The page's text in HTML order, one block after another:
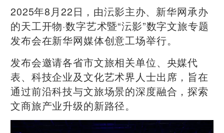
2025年8月22日，由沄影主办、新华网承办
的天工开物·数字艺术暨“沄影”数字文旅专题
发布会在新华网媒体创意工场举行。
发布会邀请各省市文旅相关单位、央媒代
表、科技企业及文化艺术界人士出席，旨在
通过前沿科技与文旅场景的深度融合，探索
文商旅产业升级的新路径。